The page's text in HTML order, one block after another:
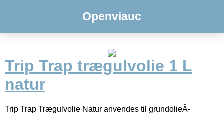
Openviauc
Trip Trap trægulvolie 1 L
natur
Trip Trap Trægulvolie Natur anvendes til grundolieÂ­